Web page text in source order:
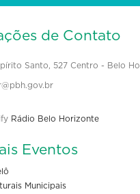
de Contato
Santo, 527 Centro - Belo
Rádio Belo Horizonte
Eventos
Municipais